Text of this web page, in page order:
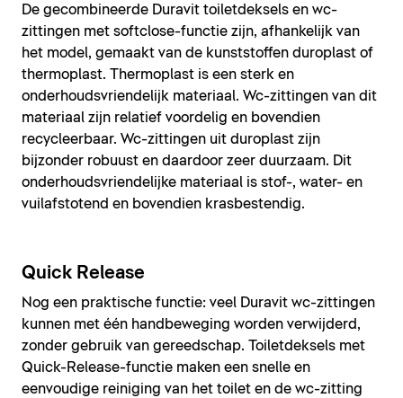
De gecombineerde Duravit toiletdeksels en wc-
zittingen met softclose-functie zijn, afhankelijk van
het model, gemaakt van de kunststoffen duroplast of
thermoplast. Thermoplast is een sterk en
onderhoudsvriendelijk materiaal. Wc-zittingen van dit
materiaal zijn relatief voordelig en bovendien
recycleerbaar. Wc-zittingen uit duroplast zijn
bijzonder robuust en daardoor zeer duurzaam. Dit
onderhoudsvriendelijke materiaal is stof-, water- en
vuilafstotend en bovendien krasbestendig.
Quick Release
Nog een praktische functie: veel Duravit wc-zittingen
kunnen met één handbeweging worden verwijderd,
zonder gebruik van gereedschap. Toiletdeksels met
Quick-Release-functie maken een snelle en
eenvoudige reiniging van het toilet en de wc-zitting